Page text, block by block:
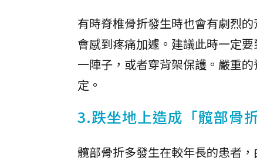
有時脊椎骨折發生時也會有劇烈
會感到疼痛加遽。建議此時一定
一陣子，或者穿背架保護。嚴重
定。
3.跌坐地上造成「髖部骨折
髖部骨折多發生在較年長的患者